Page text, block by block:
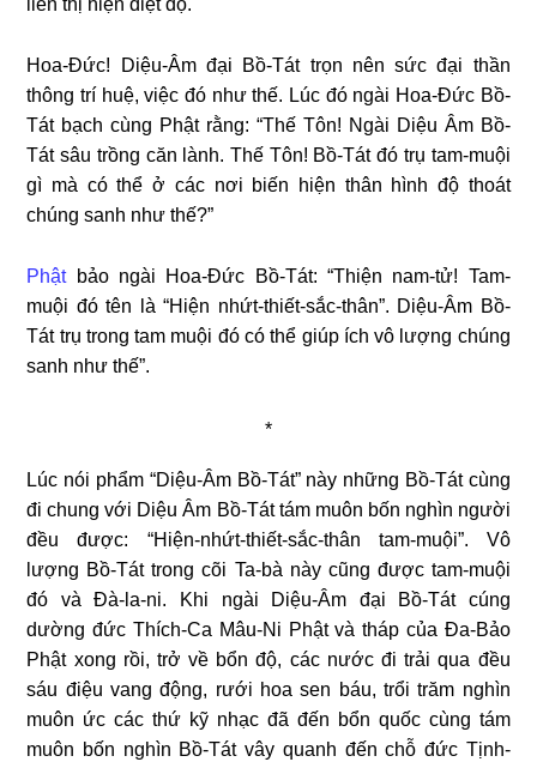
liền thị hiện diệt độ.
Hoa-Đức! Diệu-Âm đại Bồ-Tát trọn nên sức đại thần
thông trí huệ, việc đó như thế. Lúc đó ngài Hoa-Đức Bồ-
Tát bạch cùng Phật rằng: “Thế Tôn! Ngài Diệu Âm Bồ-
Tát sâu trồng căn lành. Thế Tôn! Bồ-Tát đó trụ tam-muội
gì mà có thể ở các nơi biến hiện thân hình độ thoát
chúng sanh như thế?”
Phậtbảo ngài Hoa-Đức Bồ-Tát: “Thiện nam-tử! Tam-
muội đó tên là “Hiện nhứt-thiết-sắc-thân”. Diệu-Âm Bồ-
Tát trụ trong tam muội đó có thể giúp ích vô lượng chúng
sanh như thế”.
*
Lúc nói phẩm “Diệu-Âm Bồ-Tát” này những Bồ-Tát cùng
đi chung với Diệu Âm Bồ-Tát tám muôn bốn nghìn người
đều được: “Hiện-nhứt-thiết-sắc-thân tam-muội”. Vô
lượng Bồ-Tát trong cõi Ta-bà này cũng được tam-muội
đó và Đà-la-ni. Khi ngài Diệu-Âm đại Bồ-Tát cúng
dường đức Thích-Ca Mâu-Ni Phật và tháp của Đa-Bảo
Phật xong rồi, trở về bổn độ, các nước đi trải qua đều
sáu điệu vang động, rưới hoa sen báu, trổi trăm nghìn
muôn ức các thứ kỹ nhạc đã đến bổn quốc cùng tám
muôn bốn nghìn Bồ-Tát vây quanh đến chỗ đức Tịnh-